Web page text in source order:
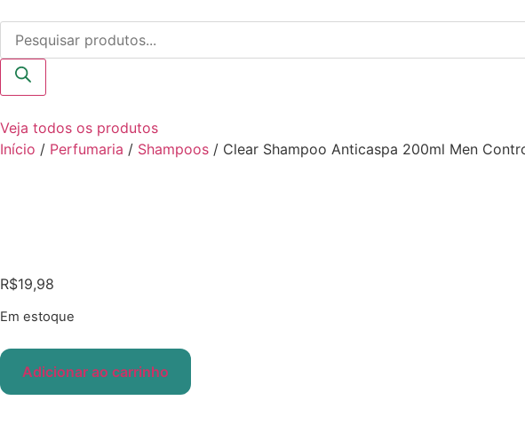
para
o
conteúdo
Pesquisar
produtos
Veja todos os produtos
Início / Perfumaria / Shampoos / Clear Shampoo Anticaspa 200ml Men
R$19,98
Em estoque
Clear
Shampoo
Anticaspa
200ml
Adicionar ao carrinho